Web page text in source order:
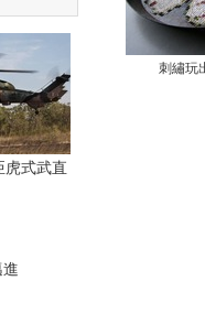
刺繡玩